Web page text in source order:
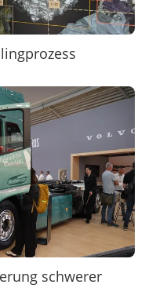
schwerer